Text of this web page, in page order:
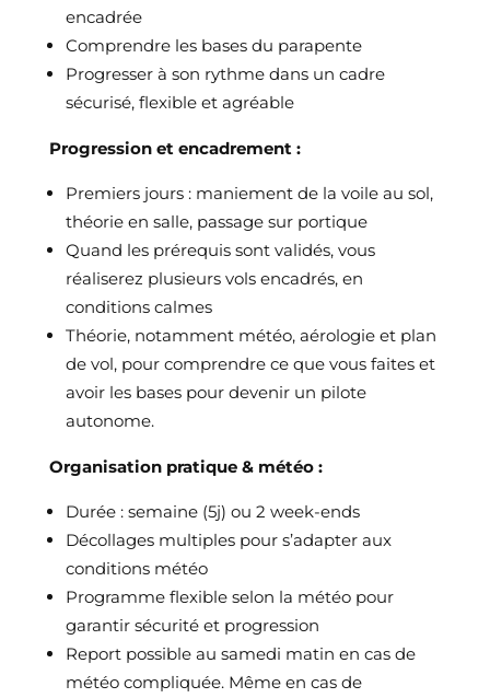
encadrée
Comprendre les bases du parapente
Progresser à son rythme dans un cadre
sécurisé, flexible et agréable
Progression et encadrement :
Premiers jours : maniement de la voile au sol,
théorie en salle, passage sur portique
Quand les prérequis sont validés, vous
réaliserez plusieurs vols encadrés, en
conditions calmes
Théorie, notamment météo, aérologie et plan
de vol, pour comprendre ce que vous faites et
avoir les bases pour devenir un pilote
autonome.
Organisation pratique & météo :
Durée : semaine (5j) ou 2 week-ends
Décollages multiples pour s’adapter aux
conditions météo
Programme flexible selon la météo pour
garantir sécurité et progression
Report possible au samedi matin en cas de
météo compliquée. Même en cas de